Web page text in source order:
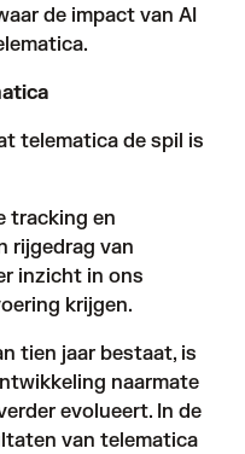
de impact van AI
telematica de spil is
tracking en
rijgedrag van
inzicht in ons
krijgen.
tien jaar bestaat, is
naarmate
evolueert. In de
van telematica